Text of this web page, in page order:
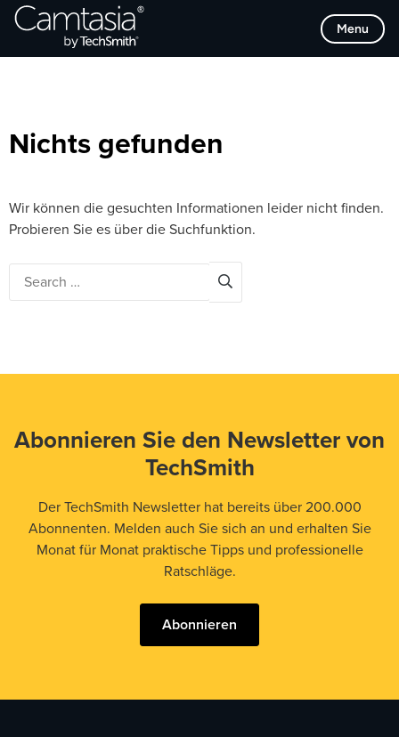
Direkt
zum
Menu
Browse Categories
Nichts gefunden
Wir können die gesuchten Informationen leider nicht finden.
Probieren Sie es über die Suchfunktion.
Abonnieren Sie den Newsletter von
TechSmith
Der TechSmith Newsletter hat bereits über 200.000
Abonnenten. Melden auch Sie sich an und erhalten Sie
Monat für Monat praktische Tipps und professionelle
Ratschläge.
Abonnieren